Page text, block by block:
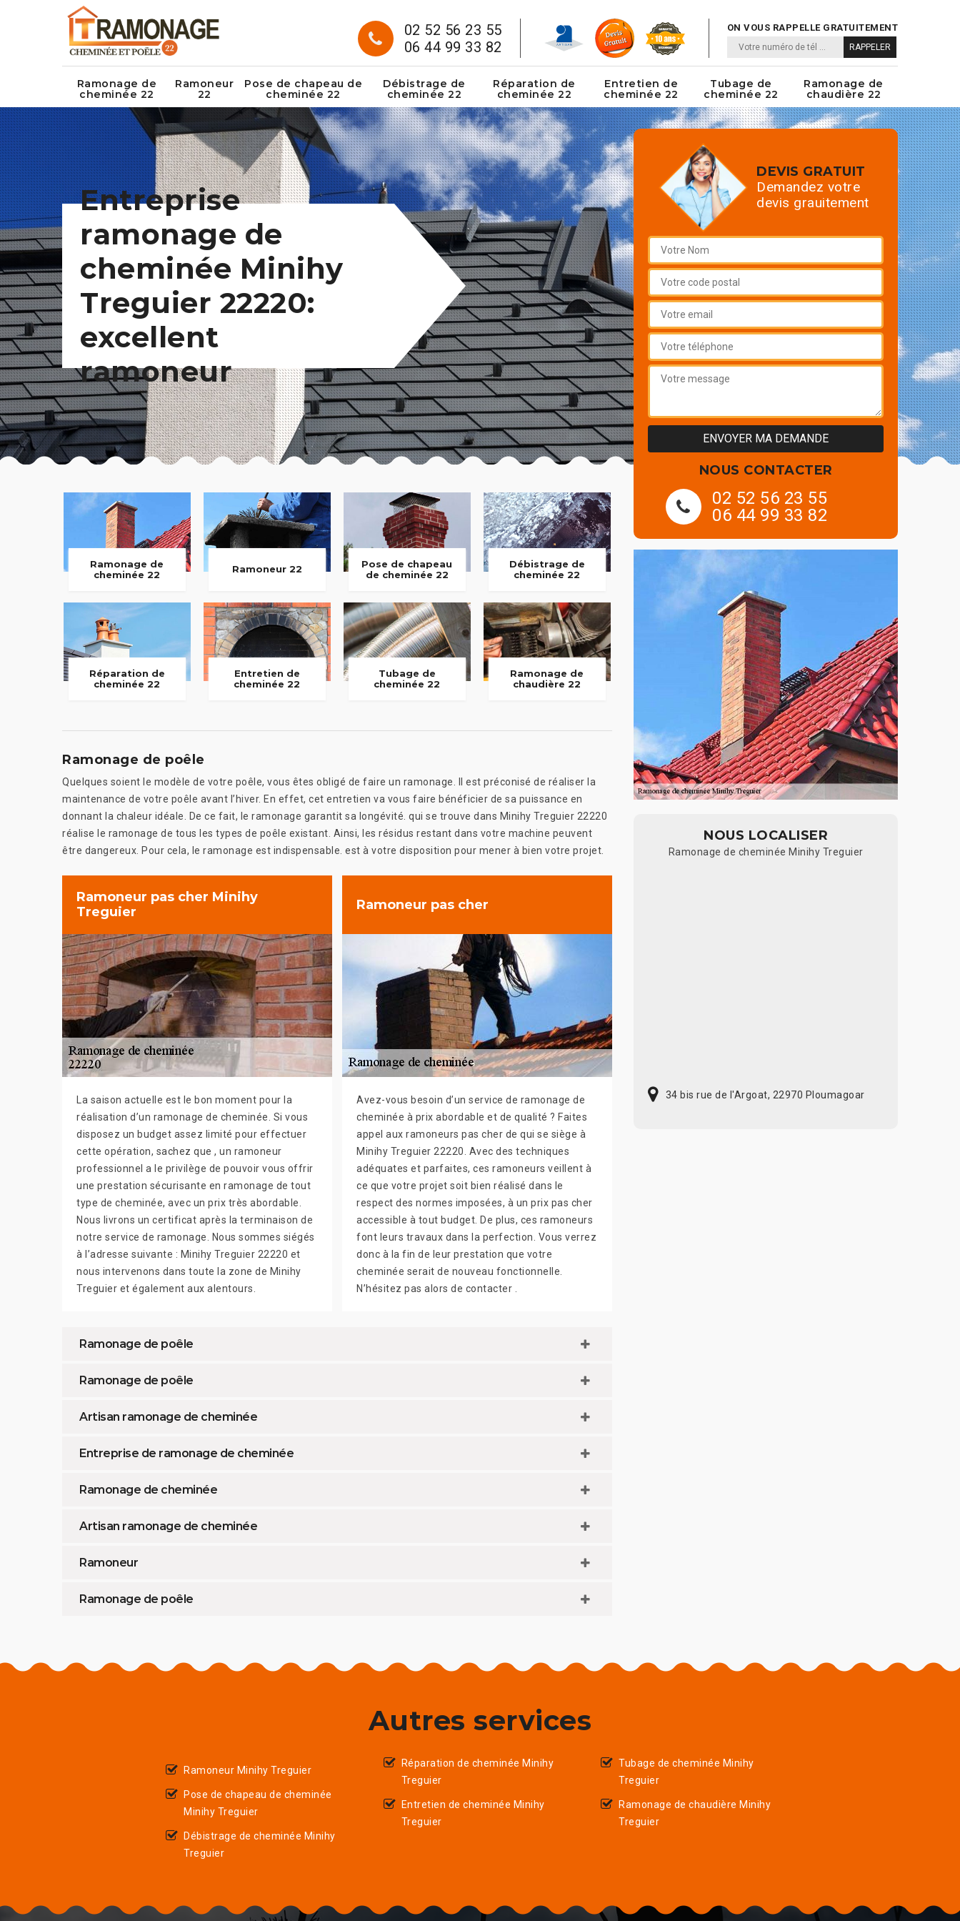
02 52 56 23 55
06 44 99 33 82
ON VOUS RAPPELLE GRATUITEMENT
Ramonage de
cheminée 22
Ramoneur
22
Pose de chapeau de
cheminée 22
Débistrage de
cheminée 22
Réparation de
cheminée 22
Entretien de
cheminée 22
Tubage de
cheminée 22
Ramonage de
chaudière 22
Entreprise
ramonage de
cheminée Minihy
Treguier 22220:
excellent
ramoneur
Ramonage de
cheminée 22
Ramoneur 22
Pose de chapeau
de cheminée 22
Débistrage de
cheminée 22
Réparation de
cheminée 22
Entretien de
cheminée 22
Tubage de
cheminée 22
Ramonage de
chaudière 22
Ramonage de poêle
Quelques soient le modèle de votre poêle, vous êtes obligé de faire un ramonage. Il est préconisé de réaliser la
maintenance de votre poêle avant l’hiver. En effet, cet entretien va vous faire bénéficier de sa puissance en
donnant la chaleur idéale. De ce fait, le ramonage garantit sa longévité. qui se trouve dans Minihy Treguier 22220
réalise le ramonage de tous les types de poêle existant. Ainsi, les résidus restant dans votre machine peuvent
être dangereux. Pour cela, le ramonage est indispensable. est à votre disposition pour mener à bien votre projet.
Ramoneur pas cher Minihy
Treguier
La saison actuelle est le bon moment pour la
réalisation d’un ramonage de cheminée. Si vous
disposez un budget assez limité pour effectuer
cette opération, sachez que , un ramoneur
professionnel a le privilège de pouvoir vous offrir
une prestation sécurisante en ramonage de tout
type de cheminée, avec un prix très abordable.
Nous livrons un certificat après la terminaison de
notre service de ramonage. Nous sommes siégés
à l’adresse suivante : Minihy Treguier 22220 et
nous intervenons dans toute la zone de Minihy
Treguier et également aux alentours.
Ramoneur pas cher
Avez-vous besoin d’un service de ramonage de
cheminée à prix abordable et de qualité ? Faites
appel aux ramoneurs pas cher de qui se siège à
Minihy Treguier 22220. Avec des techniques
adéquates et parfaites, ces ramoneurs veillent à
ce que votre projet soit bien réalisé dans le
respect des normes imposées, à un prix pas cher
accessible à tout budget. De plus, ces ramoneurs
font leurs travaux dans la perfection. Vous verrez
donc à la fin de leur prestation que votre
cheminée serait de nouveau fonctionnelle.
N’hésitez pas alors de contacter .
Ramonage de poêle
Ramonage de poêle
Artisan ramonage de cheminée
Entreprise de ramonage de cheminée
Ramonage de cheminée
Artisan ramonage de cheminée
Ramoneur
Ramonage de poêle
DEVIS GRATUIT
Demandez votre
devis grauitement
NOUS CONTACTER
02 52 56 23 55
06 44 99 33 82
NOUS LOCALISER
Ramonage de cheminée Minihy Treguier
34 bis rue de l'Argoat, 22970 Ploumagoar
Autres services
Ramoneur Minihy Treguier
Pose de chapeau de cheminée
Minihy Treguier
Débistrage de cheminée Minihy
Treguier
Réparation de cheminée Minihy
Treguier
Entretien de cheminée Minihy
Treguier
Tubage de cheminée Minihy
Treguier
Ramonage de chaudière Minihy
Treguier